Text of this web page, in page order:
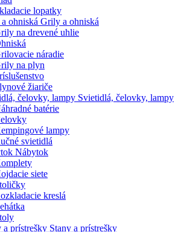
lopatky
Grily a ohniská
na drevené uhlie
náradie
na plyn
žiariče
Svietidlá, čelovky, lampy
batérie
lampy
svietidlá
Nábytok
siete
kreslá
Stany a prístrešky